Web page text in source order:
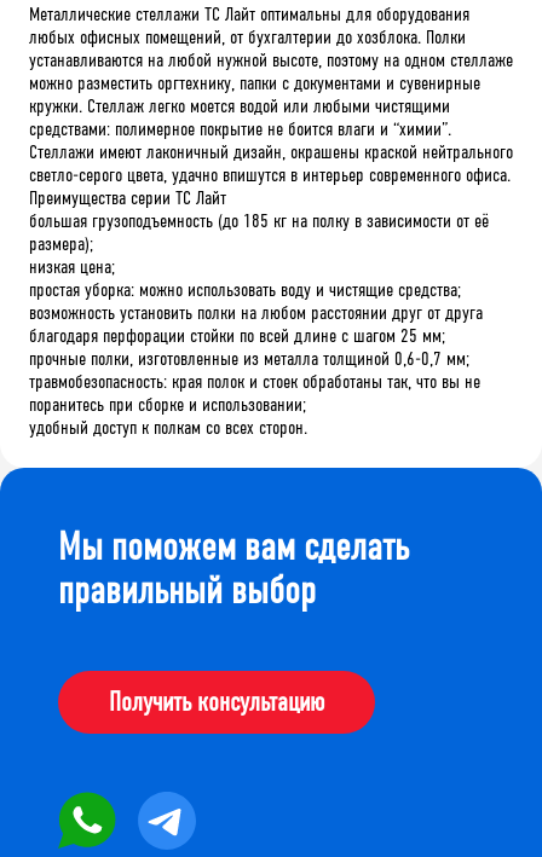
Металлические стеллажи ТС Лайт оптимальны для оборудования
любых офисных помещений, от бухгалтерии до хозблока. Полки
устанавливаются на любой нужной высоте, поэтому на одном стеллаже
можно разместить оргтехнику, папки с документами и сувенирные
кружки. Стеллаж легко моется водой или любыми чистящими
средствами: полимерное покрытие не боится влаги и “химии”.
Стеллажи имеют лаконичный дизайн, окрашены краской нейтрального
светло-серого цвета, удачно впишутся в интерьер современного офиса.
Преимущества серии ТС Лайт
большая грузоподъемность (до 185 кг на полку в зависимости от её
размера);
низкая цена;
простая уборка: можно использовать воду и чистящие средства;
возможность установить полки на любом расстоянии друг от друга
благодаря перфорации стойки по всей длине с шагом 25 мм;
прочные полки, изготовленные из металла толщиной 0,6-0,7 мм;
травмобезопасность: края полок и стоек обработаны так, что вы не
поранитесь при сборке и использовании;
удобный доступ к полкам со всех сторон.
Мы поможем вам сделать
правильный выбор
Получить консультацию